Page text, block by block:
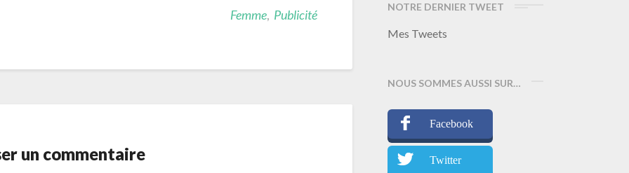
Femme, Publicité
un commentaire
NOTRE DERNIER TWEET
Mes Tweets
NOUS SOMMES AUSSI SUR…
Facebook
Twitter